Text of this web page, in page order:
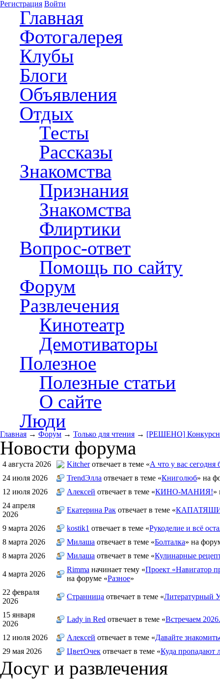
Регистрация Войти
Главная
Фотогалерея
Клубы
Блоги
Объявления
Отдых
Тесты
Рассказы
Знакомства
Признания
Знакомства
Флиртики
Вопрос-ответ
Помощь по сайту
Форум
Развлечения
Кинотеатр
Демотиваторы
Полезное
Полезные статьи
О сайте
Люди
Главная → Форум → Только для чтения → [РЕШЕНО]
Новости форума
4 августа 2026 Kitcherотвечает в теме «А что у вас сегодня
24 июля 2026
TrendЭлла отвечает в теме «Книголюб» на
12 июля 2026
Алексей отвечает в теме «КИНО-МАНИЯ!»
24 апреля
2026
Екатерина Рак отвечает в теме «КАПАТЯШИ
9 марта 2026 kostik1 отвечает в теме «Рукоделие и всё
8 марта 2026
Милаша отвечает в теме «Болталка» на
8 марта 2026
Милаша отвечает в теме «Кулинарные
4 марта 2026
Rimma начинает тему «Проект «Навигатор
на форуме «Разное»
22 февраля
2026
Странница отвечает в теме «Литературный
15 января
2026
Lady in Red отвечает в теме «Встречаем
12 июля 2026 Алексей отвечает в теме «Давайте
29 мая 2026
ЦветOчек отвечает в теме «Куда пропадают
Досуг и развлечения